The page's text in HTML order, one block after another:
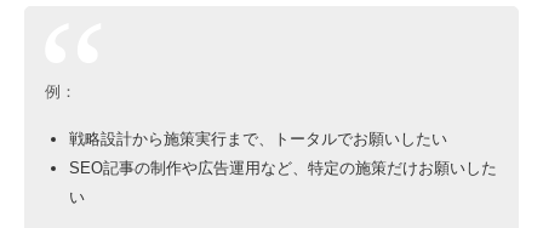
例：
戦略設計から施策実行まで、トータルでお願いしたい
SEO記事の制作や広告運用など、特定の施策だけお願いした
い